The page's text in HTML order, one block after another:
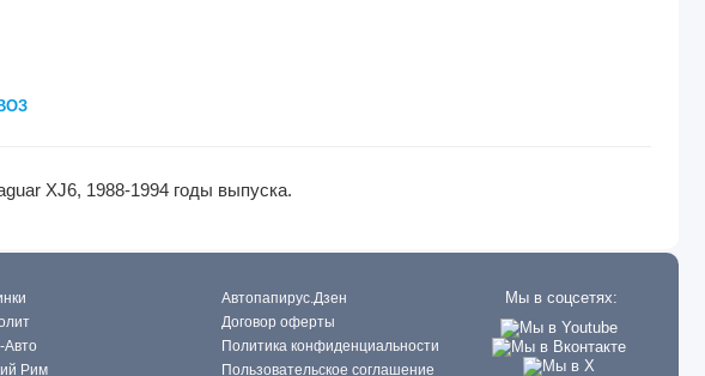
XJ6, 1988-1994 годы выпуска.
Авто
Рим
Автопапирус.Дзен
Договор оферты
Политика конфиденциальности
Пользовательское соглашение
Мы в соцсетях: